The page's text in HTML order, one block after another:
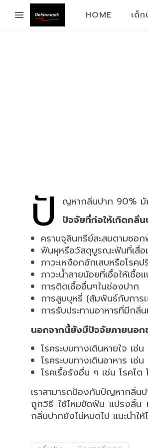
HOME เด็
ปั
ญหากลิ่นปาก 90% มัก
ปัจจัยที่ก่อให้เกิดกลิ่น
คราบจุลินทรีย์สะสมตามซอ
ฟันผุหรือวัสดุบูรณะฟันที่เสื่อ
ภาวะเหงือกอักเสบหรือโรค
ภาวะน้ำลายน้อยที่เอื้อให้เชื้อ
การติดเชื้ออื่นๆในช่องปาก
การสูบบุหรี่ (สัมพันธ์กับการ
การรับประทานอาหารที่มีกลิ่
นอกจากนี้ยังมีปัจจัยภายนอ
โรคระบบทางเดินหายใจ เช่
โรคระบบทางเดินอาหาร เช่
โรคเรื้อรังอื่น ๆ เช่น โรคไต
เราสามารถป้องกันปัญหากลิ่น
ถูกวิธี ใช้ไหมขัดฟัน เเปรงลิ้น
กลิ่นปากยังไม่หมดไป เเนะนำใ